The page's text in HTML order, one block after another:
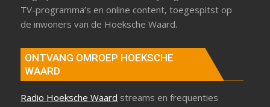
TV-programma’s en online content, toegespitst op
de inwoners van de Hoeksche Waard.
ONTVANG OMROEP HOEKSCHE
WAARD
Radio Hoeksche Waard streams en frequenties